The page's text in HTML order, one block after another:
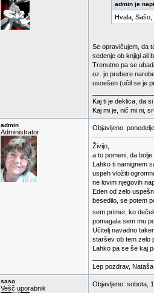
admin je
Hvala, Sašo,
Se opravičujem, da
sedenje ob knjigi ali
Trenutno pa se
oz. jo prebere
usoešen (učil se je
Kaj ti je deklica, da
Kaj mi je, nič mi ni,
admin
Administrator
Objavljeno:
Živijo,
a to pomeni, da
Lahko ti namignem
uspeh vložiti
ne lovim njegovih
Eden od zelo
besedilo, se potem
sem primer, ko
pomagala sem mu
Učitelj navadno
staršev ob tem zelo
Lahko pa se še kaj
Lep pozdrav, Nataša
saso
Vešč uporabnik
Objavljeno: sobota,